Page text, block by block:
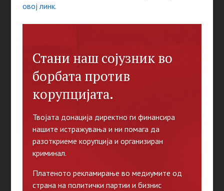
овој линк.
Стани наш сојузник во
борбата против
корупцијата.
Твојата донација директно ги финансира
нашите истражувања и ни помага да
разоткриеме корупција и организиран
криминал.
Платеното рекламирање во медиумите од
страна на политички партии и бизнис